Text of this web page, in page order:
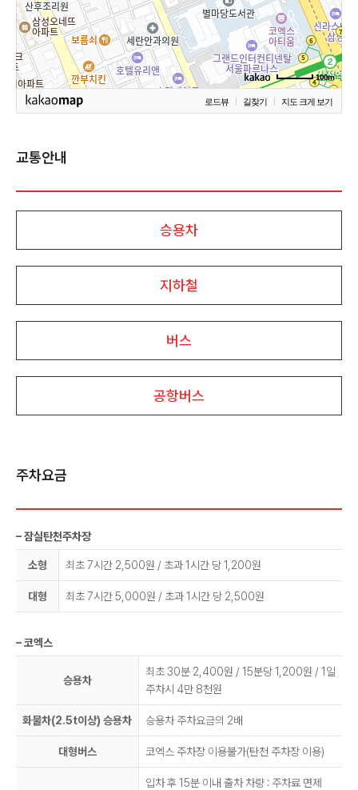
100m
로드뷰 길찾기 지도 크게 보기
교통안내
승용차
지하철
버스
공항버스
주차요금
– 잠실탄천주차장
소형 최초 7시간 2,500원 / 초과 1시간 당 1,200원
대형 최초 7시간 5,000원 / 초과 1시간 당 2,500원
– 코엑스
승용차
최초 30분 2,400원 / 15분당 1,200원 / 1일
주차시 4만 8천원
화물차(2.5t이상) 승용차 승용차 주차요금의 2배
대형버스 코엑스 주차장 이용불가(탄천 주차장 이용)
입차 후 15분 이내 출차 차량 : 주차료 면제